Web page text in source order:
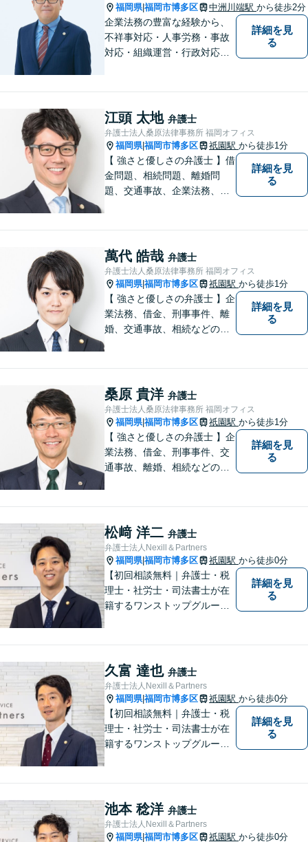
福岡県|福岡市博多区 中洲川端駅 から徒歩2分
企業法務の豊富な経験から、
不祥事対応・人事労務・事故
対応・組織運営・行政対応な
詳細を見
る
江頭 太地 弁護士
弁護士法人桑原法律事務所 福岡オフィス
福岡県|福岡市博多区 祇園駅 から徒歩1分
【 強さと優しさの弁護士 】借
金問題、相続問題、離婚問
題、交通事故、企業法務、刑
よる迅速で最適なリーガルサ
ービスを提供いたします。
詳細を見
る
萬代 皓哉 弁護士
弁護士法人桑原法律事務所 福岡オフィス
福岡県|福岡市博多区 祇園駅 から徒歩1分
【 強さと優しさの弁護士 】企
業法務、借金、刑事事件、離
婚、交通事故、相続などのご
なリーガルサービスを提供い
たします。
詳細を見
る
桑原 貴洋 弁護士
弁護士法人桑原法律事務所 福岡オフィス
福岡県|福岡市博多区 祇園駅 から徒歩1分
【 強さと優しさの弁護士 】企
業法務、借金、刑事事件、交
通事故、離婚、相続などのご
なリーガルサービスを提供い
たします。
詳細を見
る
松﨑 洋二 弁護士
弁護士法人Nexill＆Partners
福岡県|福岡市博多区 祇園駅 から徒歩0分
【初回相談無料｜弁護士・税
理士・社労士・司法書士が在
籍するワンストップグルー
等複数士業の知識が必要な案
件を一括して対応。九州トッ
プクラスの豊富な実績。
詳細を見
る
久富 達也 弁護士
弁護士法人Nexill＆Partners
福岡県|福岡市博多区 祇園駅 から徒歩0分
【初回相談無料｜弁護士・税
理士・社労士・司法書士が在
籍するワンストップグルー
等複数士業の知識が必要な案
件を一括して対応。九州トッ
プクラスの豊富な実績。
詳細を見
る
池本 稔洋 弁護士
弁護士法人Nexill＆Partners
福岡県|福岡市博多区 祇園駅 から徒歩0分